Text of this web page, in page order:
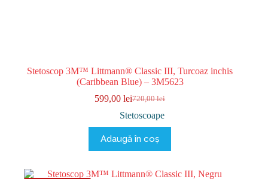
Stetoscop 3M™ Littmann® Classic III, Turcoaz inchis
(Caribbean Blue) – 3M5623
720,00lei
Prețul
inițial
a
fost:
720,00 lei.
599,00leiPrețul
curent
este:
599,00 lei.
Stetoscoape
Adaugă în coș